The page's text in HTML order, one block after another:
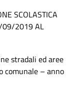
SCOLASTICA
09/2019 AL
stradali ed aree
comunale – anno